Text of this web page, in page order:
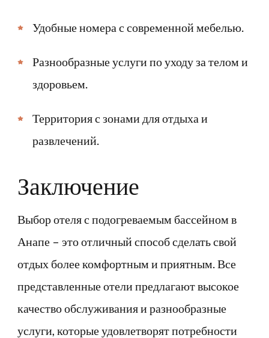
Удобные номера с современной мебелью.
Разнообразные услуги по уходу за телом и
здоровьем.
Территория с зонами для отдыха и
развлечений.
Заключение
Выбор отеля с подогреваемым бассейном в
Анапе – это отличный способ сделать свой
отдых более комфортным и приятным. Все
представленные отели предлагают высокое
качество обслуживания и разнообразные
услуги, которые удовлетворят потребности